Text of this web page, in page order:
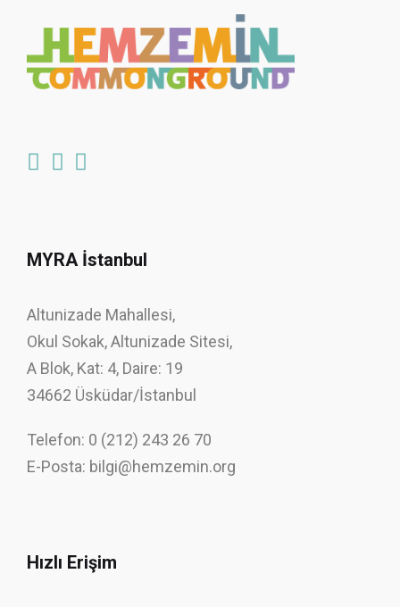
MYRA İstanbul
Altunizade Mahallesi,
Okul Sokak, Altunizade Sitesi,
A Blok, Kat: 4, Daire: 19
34662 Üsküdar/İstanbul
Telefon: 0 (212) 243 26 70
E-Posta: bilgi@hemzemin.org
Hızlı Erişim